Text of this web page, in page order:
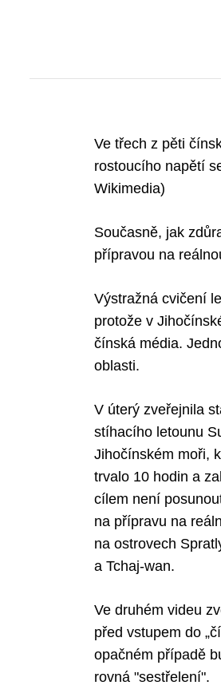
Ve třech z pěti
rostoucího napětí
Wikimedia)
Současně, jak
přípravou na
Výstražná cvičení
protože v
čínská média.
oblasti.
V úterý zveřejnila
stíhacího letounu
Jihočínském moři,
trvalo 10 hodin a
cílem není
na přípravu na
na ostrovech
a Tchaj-wan.
Ve druhém videu
před vstupem do
opačném případě
rovná "sestřelení".